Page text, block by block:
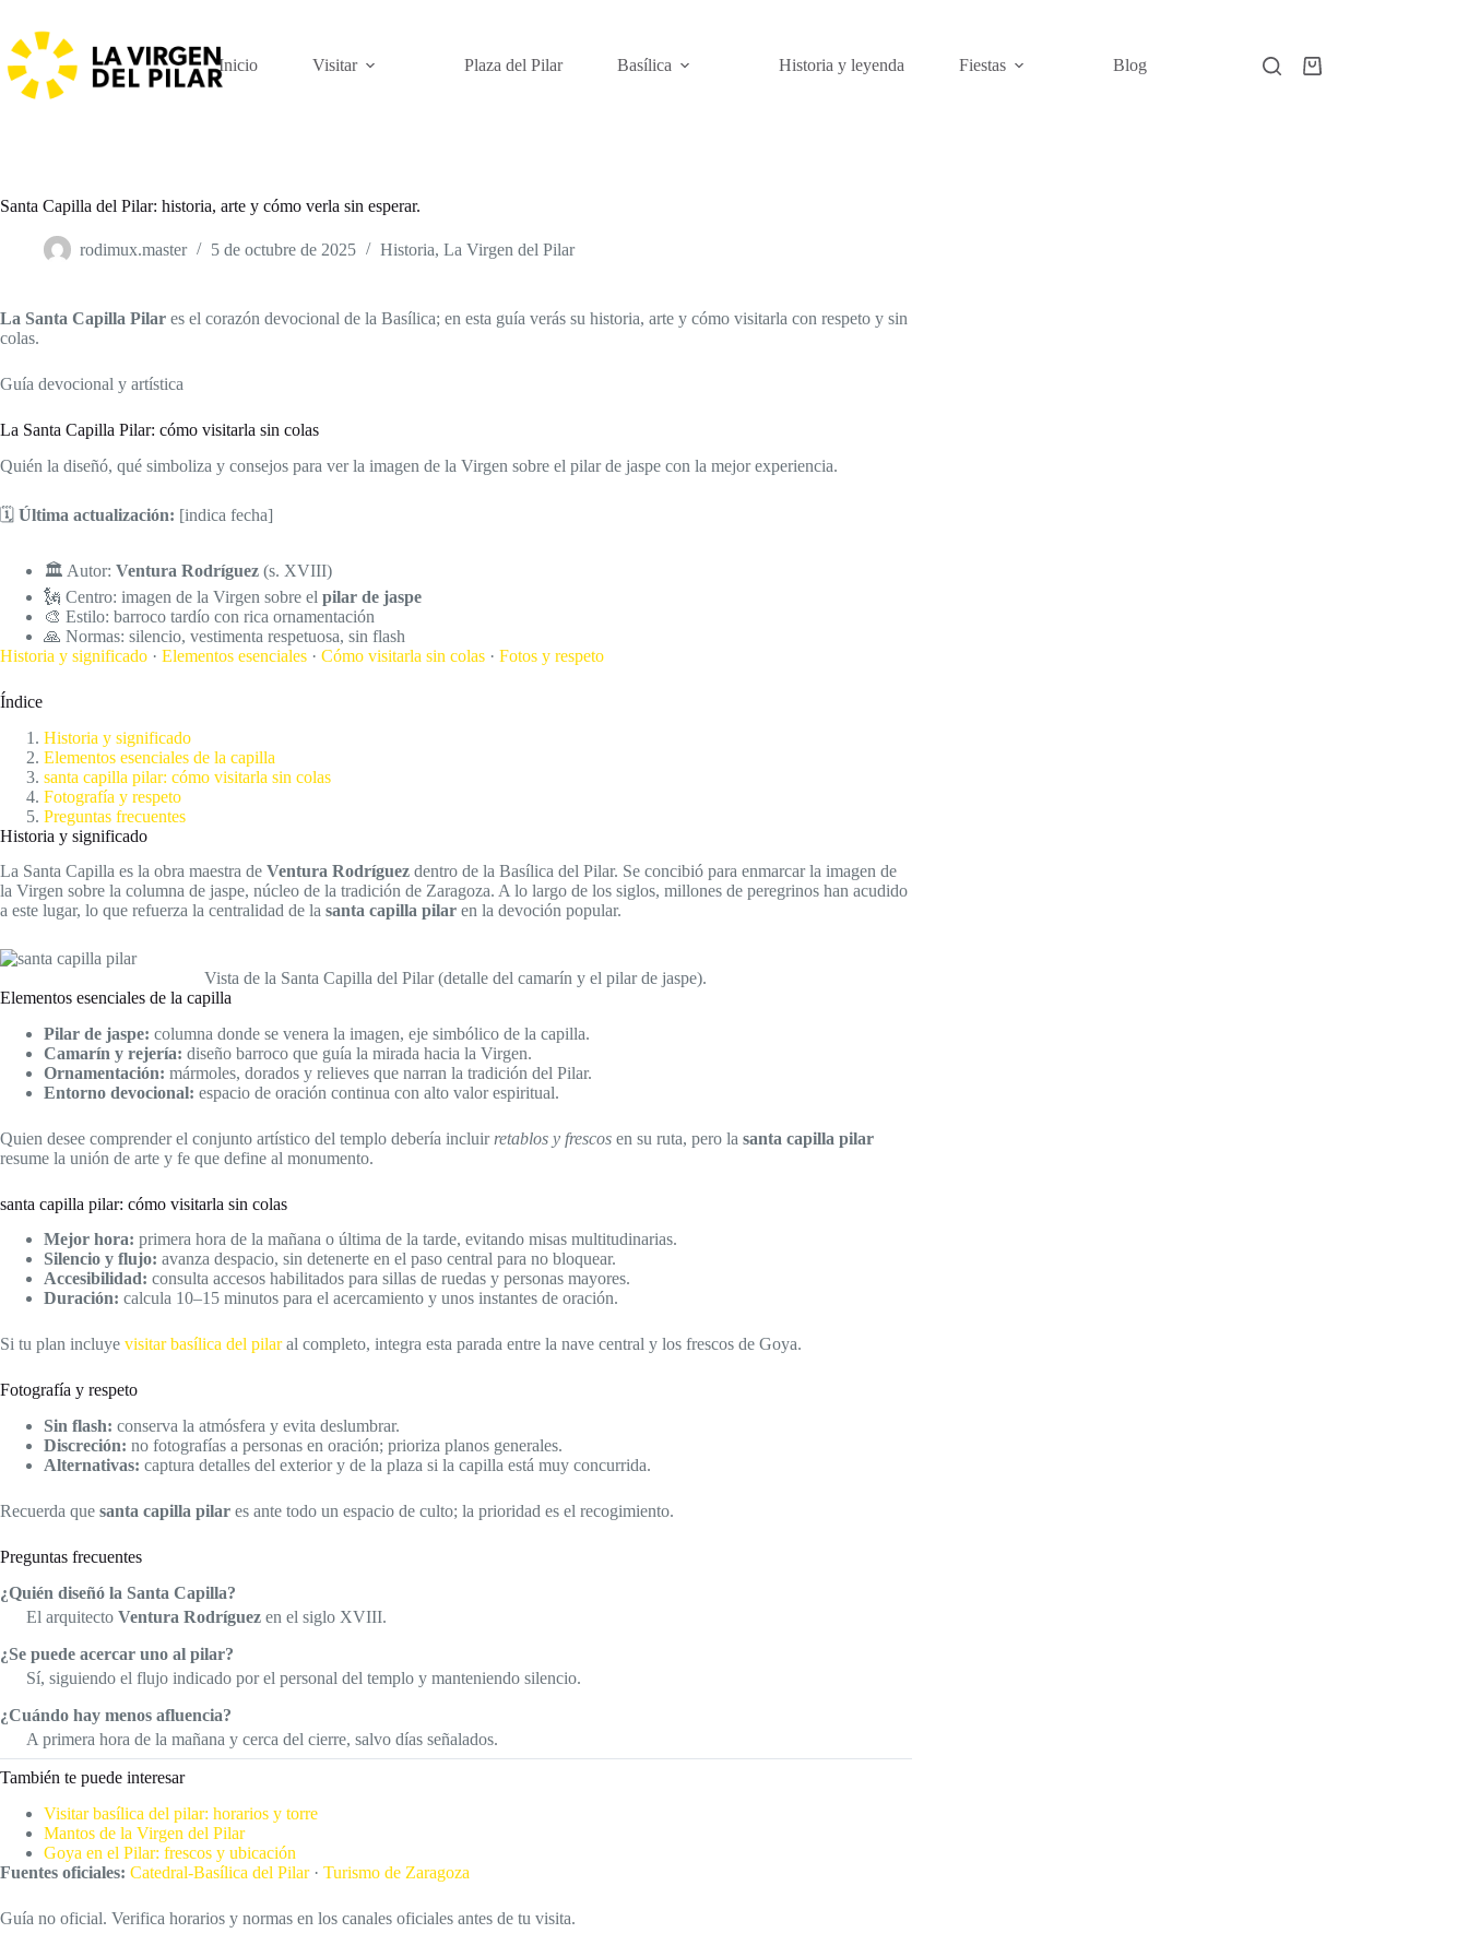
contenido
Inicio
Visitar Plaza del Pilar Basílica Historia y leyenda Fiestas Blog
Carro
Santa Capilla del Pilar: historia, arte y cómo verla sin esperar.
rodimux.master 5 de octubre de 2025 Historia, La Virgen del Pilar
La Santa Capilla Pilar es el corazón devocional de la Basílica; en esta guía verás su historia, arte y cómo visitarla con respeto y sin
colas.
Guía devocional y artística
La Santa Capilla Pilar: cómo visitarla sin colas
Quién la diseñó, qué simboliza y consejos para ver la imagen de la Virgen sobre el pilar de jaspe con la mejor experiencia.
🗓️ Última actualización: [indica fecha]
🏛️ Autor: Ventura Rodríguez (s. XVIII)
🗽 Centro: imagen de la Virgen sobre el pilar de jaspe
🎨 Estilo: barroco tardío con rica ornamentación
🙏 Normas: silencio, vestimenta respetuosa, sin flash
Historia y significado · Elementos esenciales · Cómo visitarla sin colas · Fotos y respeto
Índice
Historia y significado
Elementos esenciales de la capilla
santa capilla pilar: cómo visitarla sin colas
Fotografía y respeto
Preguntas frecuentes
Historia y significado
La Santa Capilla es la obra maestra de Ventura Rodríguez dentro de la Basílica del Pilar. Se concibió para enmarcar la imagen de
la Virgen sobre la columna de jaspe, núcleo de la tradición de Zaragoza. A lo largo de los siglos, millones de peregrinos han acudido
a este lugar, lo que refuerza la centralidad de la santa capilla pilar en la devoción popular.
Vista de la Santa Capilla del Pilar (detalle del camarín y el pilar de jaspe).
Elementos esenciales de la capilla
Pilar de jaspe: columna donde se venera la imagen, eje simbólico de la capilla.
Camarín y rejería: diseño barroco que guía la mirada hacia la Virgen.
Ornamentación: mármoles, dorados y relieves que narran la tradición del Pilar.
Entorno devocional: espacio de oración continua con alto valor espiritual.
Quien desee comprender el conjunto artístico del templo debería incluir retablos y frescos en su ruta, pero la santa capilla pilar
resume la unión de arte y fe que define al monumento.
santa capilla pilar: cómo visitarla sin colas
Mejor hora: primera hora de la mañana o última de la tarde, evitando misas multitudinarias.
Silencio y flujo: avanza despacio, sin detenerte en el paso central para no bloquear.
Accesibilidad: consulta accesos habilitados para sillas de ruedas y personas mayores.
Duración: calcula 10–15 minutos para el acercamiento y unos instantes de oración.
Si tu plan incluye visitar basílica del pilaral completo, integra esta parada entre la nave central y los frescos de Goya.
Fotografía y respeto
Sin flash: conserva la atmósfera y evita deslumbrar.
Discreción: no fotografías a personas en oración; prioriza planos generales.
Alternativas: captura detalles del exterior y de la plaza si la capilla está muy concurrida.
Recuerda que santa capilla pilar es ante todo un espacio de culto; la prioridad es el recogimiento.
Preguntas frecuentes
¿Quién diseñó la Santa Capilla?
El arquitecto Ventura Rodríguez en el siglo XVIII.
¿Se puede acercar uno al pilar?
Sí, siguiendo el flujo indicado por el personal del templo y manteniendo silencio.
¿Cuándo hay menos afluencia?
A primera hora de la mañana y cerca del cierre, salvo días señalados.
También te puede interesar
Visitar basílica del pilar: horarios y torre
Mantos de la Virgen del Pilar
Goya en el Pilar: frescos y ubicación
Fuentes oficiales: Catedral-Basílica del Pilar· Turismo de Zaragoza
Guía no oficial. Verifica horarios y normas en los canales oficiales antes de tu visita.